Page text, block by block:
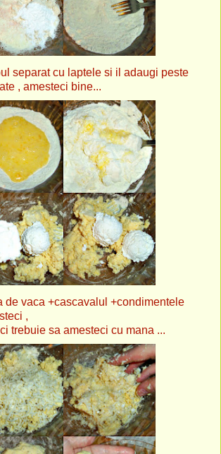
separat cu laptele si il adaugi peste
, amesteci bine...
de vaca +cascavalul +condimentele
,
trebuie sa amesteci cu mana ...